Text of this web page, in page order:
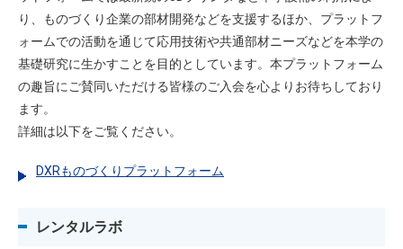
り、ものづくり企業の部材開発などを支援するほか、プラットフ
ォームでの活動を通じて応用技術や共通部材ニーズなどを本学の
基礎研究に生かすことを目的としています。本プラットフォーム
の趣旨にご賛同いただける皆様のご入会を心よりお待ちしており
ます。
詳細は以下をご覧ください。
DXRものづくりプラットフォーム
レンタルラボ